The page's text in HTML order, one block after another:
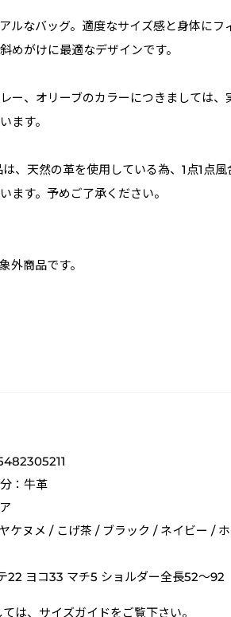
ルなバッグ。適度なサイズ感と身体にフ
めがけに最適なデザインです。
ー、オリーブのカラーにつきましては、
ます。
、天然の革を使用している為、1点1点
ます。予めご了承ください。
外商品です。
：牛革
ケヌメ / こげ茶 / ブラック / ネイビー /
22 ヨコ33 マチ5 ショルダー全長52～92
は、 サイズガイドをご覧下さい。